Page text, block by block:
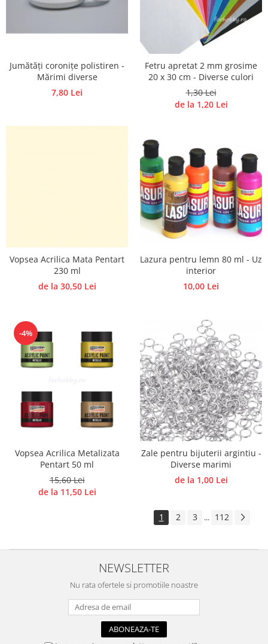
Jumătăți coronițe polistiren -
Mărimi diverse
7,80 Lei
Fetru apretat 2 mm grosime
20 x 30 cm - Diverse culori
1,30 Lei
de la 1,20 Lei
Vopsea Acrilica Mata Pentart
230 ml
de la 30,50 Lei
Lazura pentru lemn 80 ml - Uz
interior
10,00 Lei
-4%
Vopsea Acrilica Metalizata
Pentart 50 ml
15,60 Lei
de la 11,50 Lei
Zale pentru bijuterii argintiu -
Diverse marimi
de la 1,00 Lei
1 2 3 ... 112
NEWSLETTER
Nu rata ofertele si promotiile noastre